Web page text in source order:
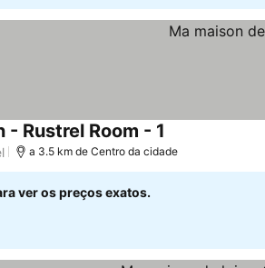
- Rustrel Room - 1
a 3.5 km de Centro da cidade
ver os preços exatos.